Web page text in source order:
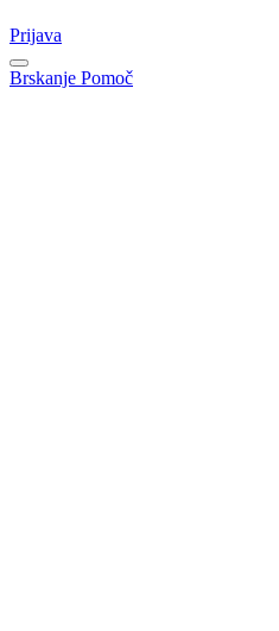
Prijava
Brskanje Pomoč